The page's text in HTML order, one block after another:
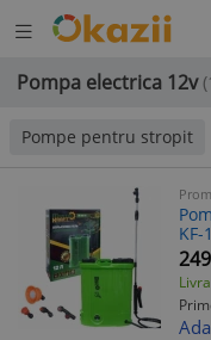
Deschide
meniul
Pompa electrica 12v
Pompe pentru stropit
249